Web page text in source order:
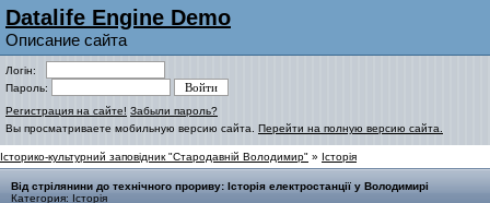
Datalife Engine Demo
Описание сайта
Логін:
Пароль:
Регистрация на сайте! Забыли пароль?
Вы просматриваете мобильную версию сайта. Перейти на полную версию сайта.
Історико-культурний заповідник "Стародавній Володимир" » Історія
Від стрілянини до технічного прориву: Історія електростанції у Володимирі
Категория: Історія